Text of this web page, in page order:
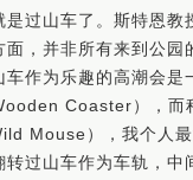
过山车了。斯特恩
，并非所有来到公
作为乐趣的高潮会是
Coaster），
Mouse），我个人
过山车作为车轨，中